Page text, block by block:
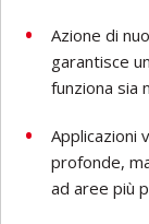
Azione di
garantisce
funziona sia
Applicazioni
profonde,
ad aree più